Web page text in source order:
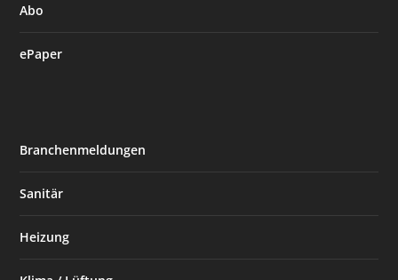
Abo
ePaper
Branchenmeldungen
Sanitär
Heizung